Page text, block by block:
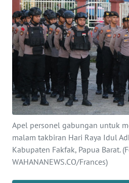
Apel personel gabungan untuk
malam takbiran Hari Raya Idul
Kabupaten Fakfak, Papua Barat.
WAHANANEWS.CO/Frances)
Informasi
INDEKS
BERITA
KAMI
INFO
IKLAN
TENTANG
KAMI